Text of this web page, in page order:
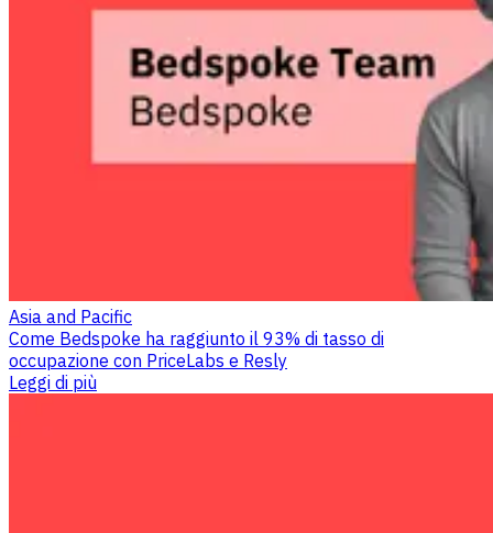
Asia and Pacific
Come Bedspoke ha raggiunto il 93% di tasso di
occupazione con PriceLabs e Resly
Leggi di più